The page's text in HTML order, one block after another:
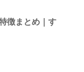
徴まとめ｜す